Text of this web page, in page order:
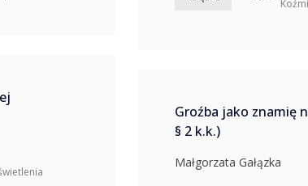
Groźba jako znamię
§ 2 k.k.)
Małgorzata Gałązka